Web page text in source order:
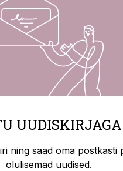
UUDISKIRJAGA
ning saad oma postkasti
olulisemad uudised.